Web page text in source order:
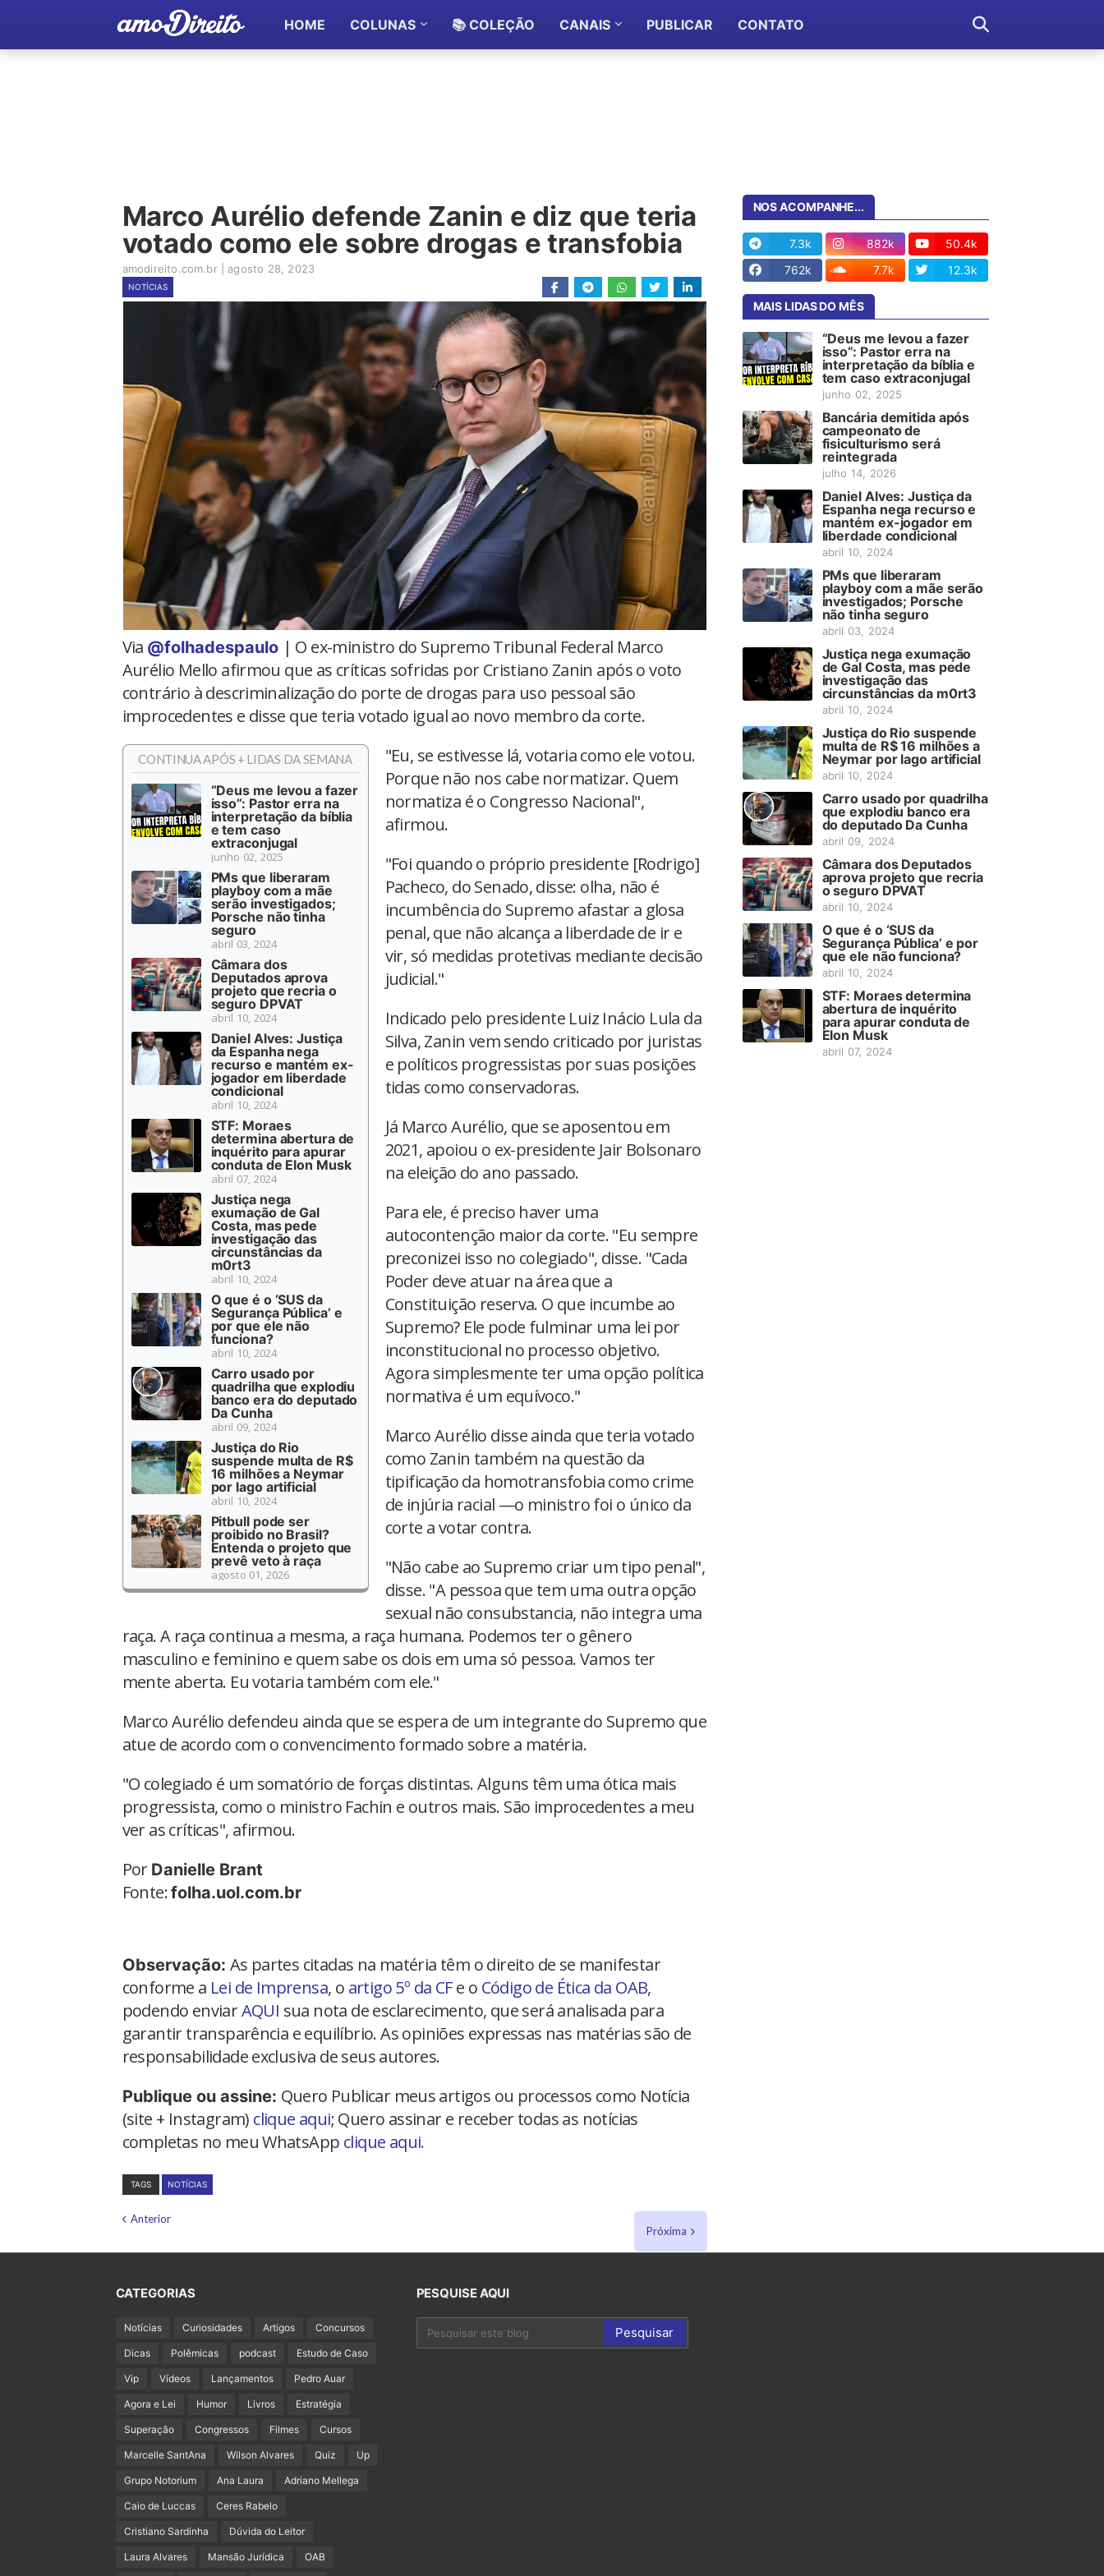
HOME COLUNAS 📚 COLEÇÃO CANAIS PUBLICAR CONTATO
Marco Aurélio defende Zanin e diz que teria
votado como ele sobre drogas e transfobia
amodireito.com.br agosto 28, 2023
NOTÍCIAS
Via @folhadespaulo | O ex-ministro do Supremo Tribunal Federal Marco
Aurélio Mello afirmou que as críticas sofridas por Cristiano Zanin após o voto
contrário à descriminalização do porte de drogas para uso pessoal são
improcedentes e disse que teria votado igual ao novo membro da corte.
CONTINUA APÓS + LIDAS DA SEMANA
“Deus me levou a fazer
isso”: Pastor erra na
interpretação da bíblia
e tem caso
extraconjugal
junho 02, 2025
PMs que liberaram
playboy com a mãe
serão investigados;
Porsche não tinha
seguro
abril 03, 2024
Câmara dos
Deputados aprova
projeto que recria o
seguro DPVAT
abril 10, 2024
Daniel Alves: Justiça
da Espanha nega
recurso e mantém ex-
jogador em liberdade
condicional
abril 10, 2024
STF: Moraes
determina abertura de
inquérito para apurar
conduta de Elon Musk
abril 07, 2024
Justiça nega
exumação de Gal
Costa, mas pede
investigação das
circunstâncias da
m0rt3
abril 10, 2024
O que é o ‘SUS da
Segurança Pública’ e
por que ele não
funciona?
abril 10, 2024
Carro usado por
quadrilha que explodiu
banco era do deputado
Da Cunha
abril 09, 2024
Justiça do Rio
suspende multa de R$
16 milhões a Neymar
por lago artificial
abril 10, 2024
Pitbull pode ser
proibido no Brasil?
Entenda o projeto que
prevê veto à raça
agosto 01, 2026
"Eu, se estivesse lá, votaria como ele votou.
Porque não nos cabe normatizar. Quem
normatiza é o Congresso Nacional",
afirmou.
"Foi quando o próprio presidente [Rodrigo]
Pacheco, do Senado, disse: olha, não é
incumbência do Supremo afastar a glosa
penal, que não alcança a liberdade de ir e
vir, só medidas protetivas mediante decisão
judicial."
Indicado pelo presidente Luiz Inácio Lula da
Silva, Zanin vem sendo criticado por juristas
e políticos progressistas por suas posições
tidas como conservadoras.
Já Marco Aurélio, que se aposentou em
2021, apoiou o ex-presidente Jair Bolsonaro
na eleição do ano passado.
Para ele, é preciso haver uma
autocontenção maior da corte. "Eu sempre
preconizei isso no colegiado", disse. "Cada
Poder deve atuar na área que a
Constituição reserva. O que incumbe ao
Supremo? Ele pode fulminar uma lei por
inconstitucional no processo objetivo.
Agora simplesmente ter uma opção política
normativa é um equívoco."
Marco Aurélio disse ainda que teria votado
como Zanin também na questão da
tipificação da homotransfobia como crime
de injúria racial —o ministro foi o único da
corte a votar contra.
"Não cabe ao Supremo criar um tipo penal",
disse. "A pessoa que tem uma outra opção
sexual não consubstancia, não integra uma
raça. A raça continua a mesma, a raça humana. Podemos ter o gênero
masculino e feminino e quem sabe os dois em uma só pessoa. Vamos ter
mente aberta. Eu votaria também com ele."
Marco Aurélio defendeu ainda que se espera de um integrante do Supremo que
atue de acordo com o convencimento formado sobre a matéria.
"O colegiado é um somatório de forças distintas. Alguns têm uma ótica mais
progressista, como o ministro Fachin e outros mais. São improcedentes a meu
ver as críticas", afirmou.
Por Danielle Brant
Fonte:folha.uol.com.br
Observação: As partes citadas na matéria têm o direito de se manifestar
conforme a Lei de Imprensa, o artigo 5º da CFe o Código de Ética da OAB,
podendo enviarAQUI sua nota de esclarecimento, que será analisada para
garantir transparência e equilíbrio. As opiniões expressas nas matérias são de
responsabilidade exclusiva de seus autores.
Publique ou assine: Quero Publicar meus artigos ou processos como Notícia
(site + Instagram) clique aqui; Quero assinar e receber todas as notícias
completas no meu WhatsApp clique aqui.
TAGS NOTÍCIAS
Anterior
Próxima
NOS ACOMPANHE...
7.3k 882k
50.4k
762k
7.7k 12.3k
MAIS LIDAS DO MÊS
“Deus me levou a fazer
isso”: Pastor erra na
interpretação da bíblia e
tem caso extraconjugal
junho 02, 2025
Bancária demitida após
campeonato de
fisiculturismo será
reintegrada
julho 14, 2026
Daniel Alves: Justiça da
Espanha nega recurso e
mantém ex-jogador em
liberdade condicional
abril 10, 2024
PMs que liberaram
playboy com a mãe serão
investigados; Porsche
não tinha seguro
abril 03, 2024
Justiça nega exumação
de Gal Costa, mas pede
investigação das
circunstâncias da m0rt3
abril 10, 2024
Justiça do Rio suspende
multa de R$ 16 milhões a
Neymar por lago artificial
abril 10, 2024
Carro usado por quadrilha
que explodiu banco era
do deputado Da Cunha
abril 09, 2024
Câmara dos Deputados
aprova projeto que recria
o seguro DPVAT
abril 10, 2024
O que é o ‘SUS da
Segurança Pública’ e por
que ele não funciona?
abril 10, 2024
STF: Moraes determina
abertura de inquérito
para apurar conduta de
Elon Musk
abril 07, 2024
CATEGORIAS
Notícias Curiosidades Artigos Concursos
Dicas Polêmicas podcast Estudo de Caso
Vip Vídeos Lançamentos Pedro Auar
Agora e Lei Humor Livros Estratégia
Superação Congressos Filmes Cursos
Marcelle SantAna Wilson Alvares Quiz Up
Grupo Notorium Ana Laura Adriano Mellega
Caio de Luccas Ceres Rabelo
Cristiano Sardinha Dúvida do Leitor
Laura Alvares Mansão Jurídica OAB
PESQUISE AQUI